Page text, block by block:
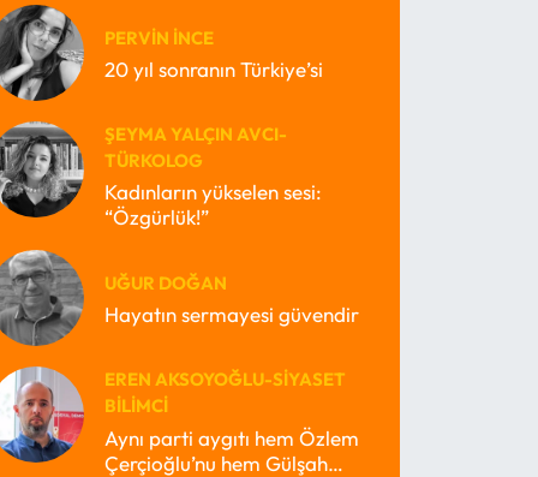
PERVIN İNCE
20 yıl sonranın Türkiye’si
ŞEYMA YALÇIN AVCI-
TÜRKOLOG
Kadınların yükselen sesi:
“Özgürlük!”
UĞUR DOĞAN
Hayatın sermayesi güvendir
EREN AKSOYOĞLU-SIYASET
BILIMCI
Aynı parti aygıtı hem Özlem
Çerçioğlu’nu hem Gülşah